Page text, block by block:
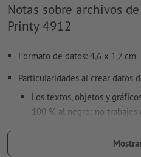
Notas sobre archivos
Printy 4912
Formato de datos: 4,6 x 1,7 cm
Particularidades al crear datos
Los textos, objetos y
100 % al negro; no trabajes
no utilices efectos como
tramas, transparencias, etc.